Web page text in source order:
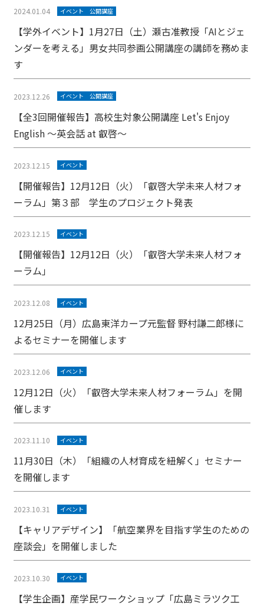
2024.01.04 イベント 公開講座
【学外イベント】1月27日（土）瀬古准教授「AIとジェ
ンダーを考える」男女共同参画公開講座の講師を務めま
す
2023.12.26 イベント 公開講座
【全3回開催報告】高校生対象公開講座 Let's Enjoy
English ～英会話 at 叡啓～
2023.12.15 イベント
【開催報告】12月12日（火）「叡啓大学未来人材フォ
ーラム」第３部 学生のプロジェクト発表
2023.12.15 イベント
【開催報告】12月12日（火）「叡啓大学未来人材フォ
ーラム」
2023.12.08 イベント
12月25日（月）広島東洋カープ元監督 野村謙二郎様に
よるセミナーを開催します
2023.12.06 イベント
12月12日（火）「叡啓大学未来人材フォーラム」を開
催します
2023.11.10 イベント
11月30日（木）「組織の人材育成を紐解く」セミナー
を開催します
2023.10.31 イベント
【キャリアデザイン】「航空業界を目指す学生のための
座談会」を開催しました
2023.10.30 イベント
【学生企画】産学民ワークショップ「広島ミラツク工